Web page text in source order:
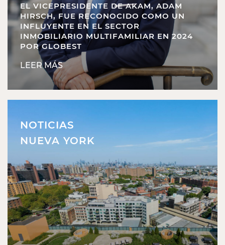
EL VICEPRESIDENTE DE AKAM, ADAM
HIRSCH, FUE RECONOCIDO COMO UN
INFLUYENTE EN EL SECTOR
INMOBILIARIO MULTIFAMILIAR EN 2024
POR GLOBEST
LEER MÁS
NOTICIAS
NUEVA YORK